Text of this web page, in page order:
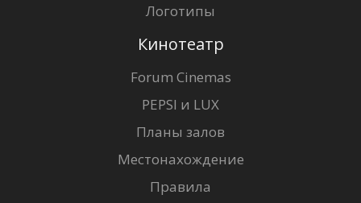
Логотипы
Кинотеатр
Forum Cinemas
PEPSI и LUX
Планы залов
Местонахождение
Правила